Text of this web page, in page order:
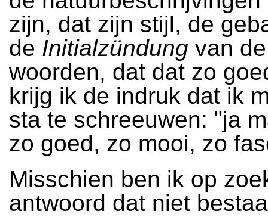
zijn, dat zijn stijl, de
de Initialzündung van
woorden, dat dat zo
krijg ik de indruk dat ik
sta te schreeuwen: "ja
zo goed, zo mooi, zo
Misschien ben ik op
antwoord dat niet